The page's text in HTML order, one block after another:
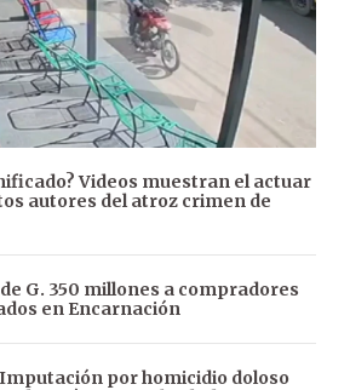
Videos muestran el actuar
autores del atroz crimen de
G. 350 millones a compradores
en Encarnación
Imputación por homicidio doloso